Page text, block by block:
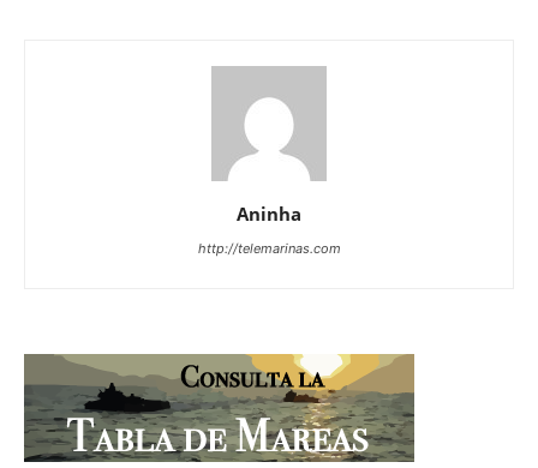
Aninha
http://telemarinas.com